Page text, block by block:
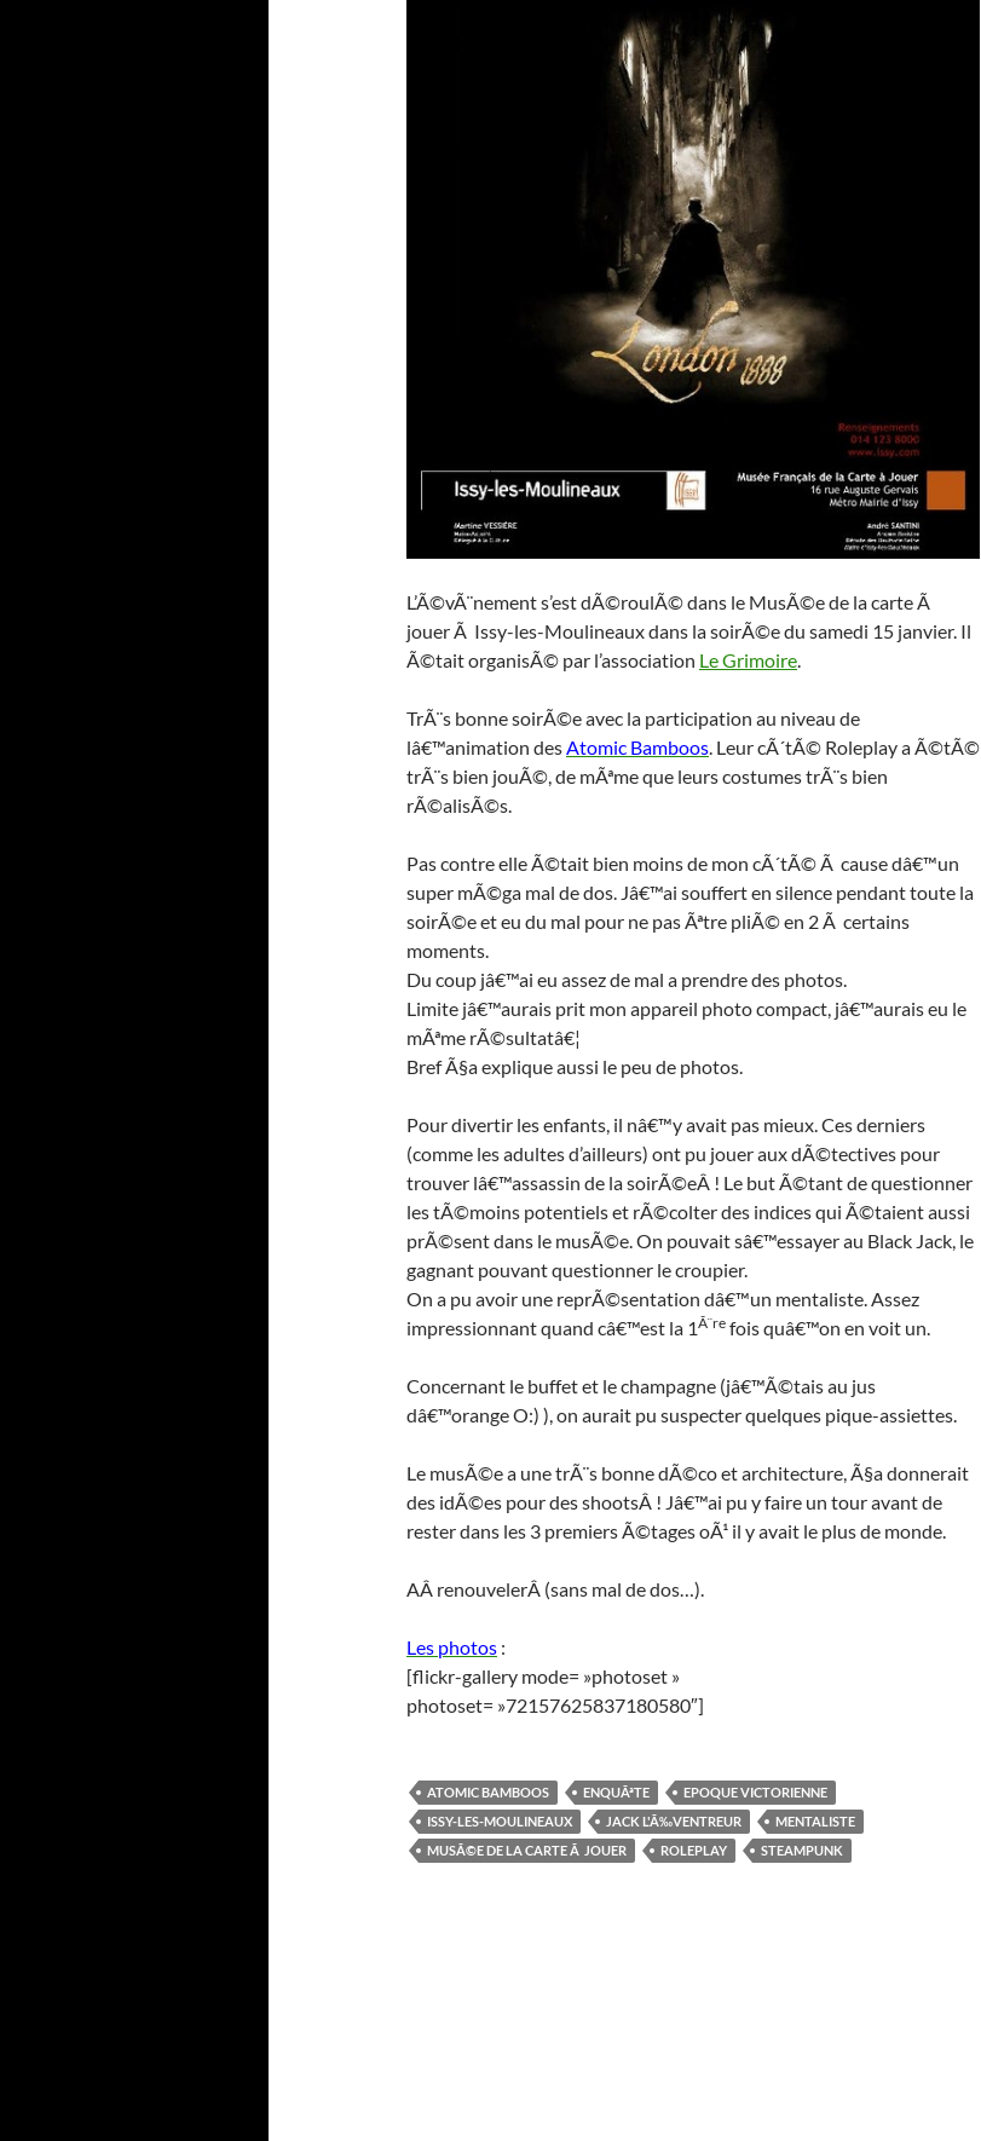
L’Ã©vÃ¨nement s’est dÃ©roulÃ© dans le MusÃ©e de la carte Ã
jouer Ã Issy-les-Moulineaux dans la soirÃ©e du samedi 15 janvier. Il
Ã©tait organisÃ© par l’association Le Grimoire.
TrÃ¨s bonne soirÃ©e avec la participation au niveau de
lâ€™animation desAtomic Bamboos. Leur cÃ´tÃ© Roleplay a Ã©tÃ©
trÃ¨s bien jouÃ©, de mÃªme que leurs costumes trÃ¨s bien
rÃ©alisÃ©s.
Pas contre elle Ã©tait bien moins de mon cÃ´tÃ© Ã cause dâ€™un
super mÃ©ga mal de dos. Jâ€™ai souffert en silence pendant toute la
soirÃ©e et eu du mal pour ne pas Ãªtre pliÃ© en 2 Ã certains
moments.
Du coup jâ€™ai eu assez de mal a prendre des photos.
Limite jâ€™aurais prit mon appareil photo compact, jâ€™aurais eu le
mÃªme rÃ©sultatâ€¦
Bref Ã§a explique aussi le peu de photos.
Pour divertir les enfants, il nâ€™y avait pas mieux. Ces derniers
(comme les adultes d’ailleurs) ont pu jouer aux dÃ©tectives pour
trouver lâ€™assassin de la soirÃ©eÂ ! Le but Ã©tant de questionner
les tÃ©moins potentiels et rÃ©colter des indices qui Ã©taient aussi
prÃ©sent dans le musÃ©e. On pouvait sâ€™essayer au Black Jack, le
gagnant pouvant questionner le croupier.
On a pu avoir une reprÃ©sentation dâ€™un mentaliste. Assez
impressionnant quand câ€™est la 1Ã¨re fois quâ€™on en voit un.
Concernant le buffet et le champagne (jâ€™Ã©tais au jus
dâ€™orange O:) ), on aurait pu suspecter quelques pique-assiettes.
Le musÃ©e a une trÃ¨s bonne dÃ©co et architecture, Ã§a donnerait
des idÃ©es pour des shootsÂ ! Jâ€™ai pu y faire un tour avant de
rester dans les 3 premiers Ã©tages oÃ¹ il y avait le plus de monde.
AÂ renouvelerÂ (sans mal de dos…).
Les photos :
[flickr-gallery mode= »photoset »
photoset= »72157625837180580″]
ATOMIC BAMBOOS ENQUÃªTE
EPOQUE VICTORIENNE
ISSY-LES-MOULINEAUX
JACK L'Ã‰VENTREUR
MENTALISTE
MUSÃ©E DE LA CARTE Ã JOUER
ROLEPLAY STEAMPUNK